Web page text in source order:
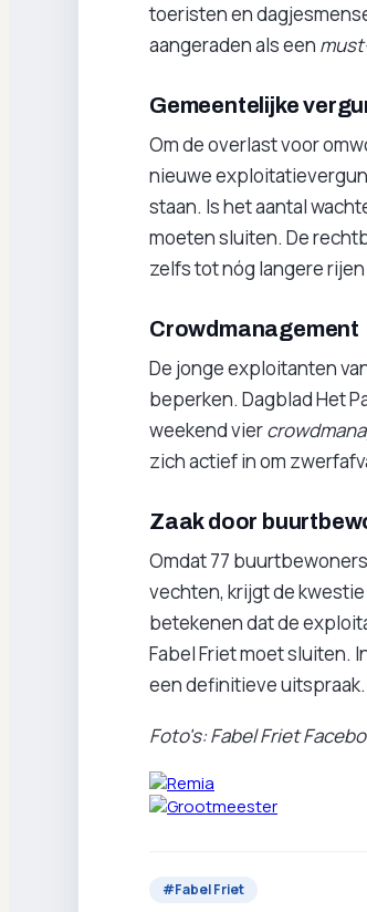
toeristen en
aangeraden als een
Gemeentelijke
Om de overlast voor
nieuwe
staan. Is het aantal
moeten sluiten. De
zelfs tot nóg langere
Crowdmanagement
De jonge exploitanten
beperken. Dagblad Het
weekend vier
zich actief in om
Zaak door
Omdat 77
vechten, krijgt de
betekenen dat de
Fabel Friet moet sluiten.
een definitieve uitspraak.
Foto's: Fabel Friet
#Fabel Friet